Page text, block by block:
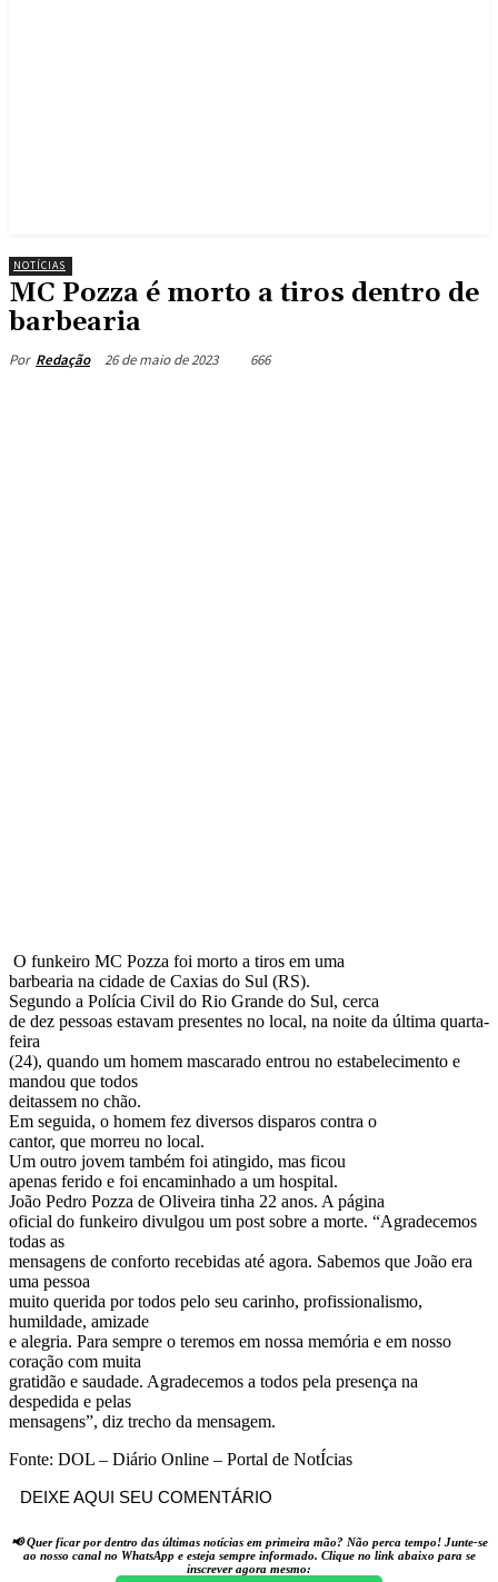
NOTÍCIAS
MC Pozza é morto a tiros dentro de
barbearia
Por Redação 26 de maio de 2023 666
O funkeiro MC Pozza foi morto a tiros em uma
barbearia na cidade de Caxias do Sul (RS).
Segundo a Polícia Civil do Rio Grande do Sul, cerca
de dez pessoas estavam presentes no local, na noite da última quarta-
feira
(24), quando um homem mascarado entrou no estabelecimento e
mandou que todos
deitassem no chão.
Em seguida, o homem fez diversos disparos contra o
cantor, que morreu no local.
Um outro jovem também foi atingido, mas ficou
apenas ferido e foi encaminhado a um hospital.
João Pedro Pozza de Oliveira tinha 22 anos. A página
oficial do funkeiro divulgou um post sobre a morte. “Agradecemos
todas as
mensagens de conforto recebidas até agora. Sabemos que João era
uma pessoa
muito querida por todos pelo seu carinho, profissionalismo,
humildade, amizade
e alegria. Para sempre o teremos em nossa memória e em nosso
coração com muita
gratidão e saudade. Agradecemos a todos pela presença na
despedida e pelas
mensagens”, diz trecho da mensagem.
Fonte: DOL – Diário Online – Portal de NotÍcias
DEIXE AQUI SEU COMENTÁRIO
📢 Quer ficar por dentro das últimas notícias em primeira mão? Não perca tempo! Junte-se
ao nosso canal no WhatsApp e esteja sempre informado. Clique no link abaixo para se
inscrever agora mesmo: